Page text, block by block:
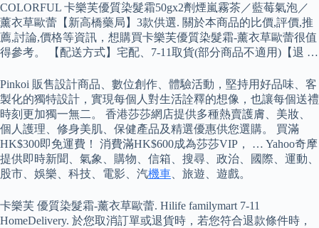
COLORFUL 卡樂芙優質染髮霜50gx2劑煙嵐霧茶／藍莓氣泡／
薰衣草歐蕾【新高橋藥局】3款供選. 關於本商品的比價,評價,推
薦,討論,價格等資訊，想購買卡樂芙優質染髮霜-薰衣草歐蕾很值
得參考。 【配送方式】宅配、7-11取貨(部分商品不適用)【退 …
Pinkoi 販售設計商品、數位創作、體驗活動，堅持用好品味、客
製化的獨特設計，實現每個人對生活詮釋的想像，也讓每個送禮
時刻更加獨一無二。 香港莎莎網店提供多種熱賣護膚、美妝、
個人護理、修身美肌、保健產品及精選優惠供您選購。 買滿
HK$300即免運費！ 消費滿HK$600成為莎莎VIP， … Yahoo奇摩
提供即時新聞、氣象、購物、信箱、搜尋、政治、國際、運動、
股市、娛樂、科技、電影、汽機車 、旅遊、遊戲。
卡樂芙 優質染髮霜-薰衣草歐蕾. Hilife familymart 7-11
HomeDelivery. 於您取消訂單或退貨時，若您符合退款條件時，